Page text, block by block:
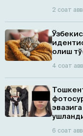
2 соат
олиш
4 соат
6 соат